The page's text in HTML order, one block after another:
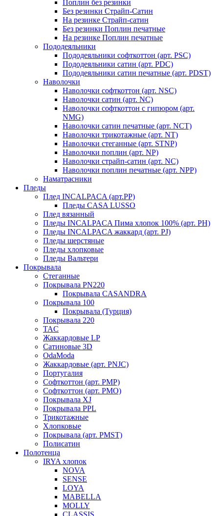
Поплин без резинки
Без резинки Страйп-Сатин
На резинке Страйп-сатин
Без резинки Поплин печатные
На резинке Поплин печатные
Пододеяльники
Пододеяльники софткоттон (арт. PSC)
Пододеяльники сатин (арт. PDC)
Пододеяльники сатин печатные (арт. PDST)
Наволочки
Наволочки софткоттон (арт. NSC)
Наволочки сатин (арт. NC)
Наволочки софткоттон с гипюром (арт.
NMG)
Наволочки сатин печатные (арт. NCT)
Наволочки трикотажные (арт. NT)
Наволочки стеганные (арт. STNP)
Наволочки поплин (арт. NP)
Наволочки страйп-сатин (арт. NC)
Наволочки поплин печатные (арт. NPP)
Наматрасники
Пледы
Плед INCALPACA (арт.PP)
Пледы CASA LUSSO
Плед вязанный
Пледы INCALPACA Пима хлопок 100% (арт. PH)
Пледы INCALPACA жаккард (арт. PJ)
Пледы шерстяные
Пледы хлопковые
Пледы Вальтери
Покрывала
Стеганные
Покрывала PN220
Покрывала CASANDRA
Покрывала 100
Покрывала (Турция)
Покрывала 220
TAC
Жаккардовые LP
Сатиновые 3D
OdaModa
Жаккардовые (арт. PNJC)
Португалия
Софткоттон (арт. PMP)
Софткоттон (арт. PMO)
Покрывала XJ
Покрывала PPL
Трикотажные
Хлопковые
Покрывала (арт. PMST)
Полисатин
Полотенца
IRYA хлопок
NOVA
SENSE
LOYA
MABELLA
MOLLY
CLASSIS